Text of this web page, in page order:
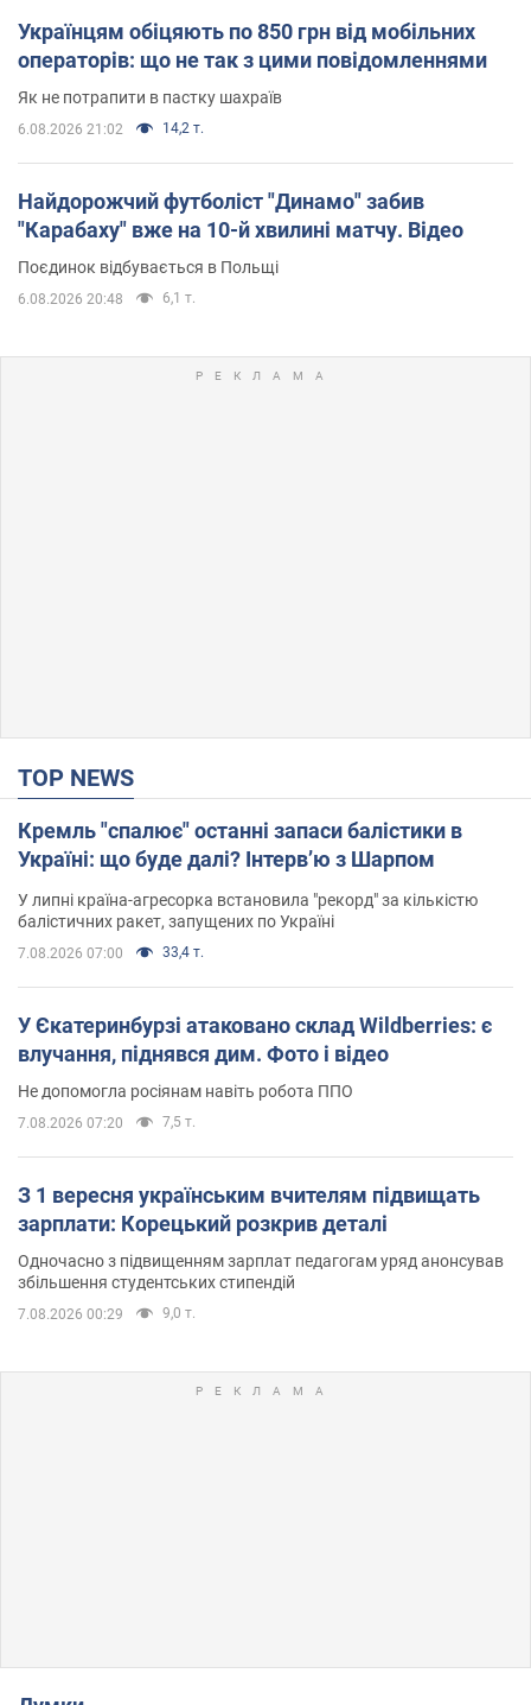
Українцям обіцяють по 850 грн від мобільних
операторів: що не так з цими повідомленнями
Як не потрапити в пастку шахраїв
6.08.2026 21:02 14,2 т.
Найдорожчий футболіст "Динамо" забив
"Карабаху" вже на 10-й хвилині матчу. Відео
Поєдинок відбувається в Польщі
6.08.2026 20:48 6,1 т.
TOP NEWS
Кремль "спалює" останні запаси балістики в
Україні: що буде далі? Інтерв’ю з Шарпом
У липні країна-агресорка встановила "рекорд" за кількістю
балістичних ракет, запущених по Україні
7.08.2026 07:00 33,4 т.
У Єкатеринбурзі атаковано склад Wildberries: є
влучання, піднявся дим. Фото і відео
Не допомогла росіянам навіть робота ППО
7.08.2026 07:20 7,5 т.
З 1 вересня українським вчителям підвищать
зарплати: Корецький розкрив деталі
Одночасно з підвищенням зарплат педагогам уряд анонсував
збільшення студентських стипендій
7.08.2026 00:29 9,0 т.